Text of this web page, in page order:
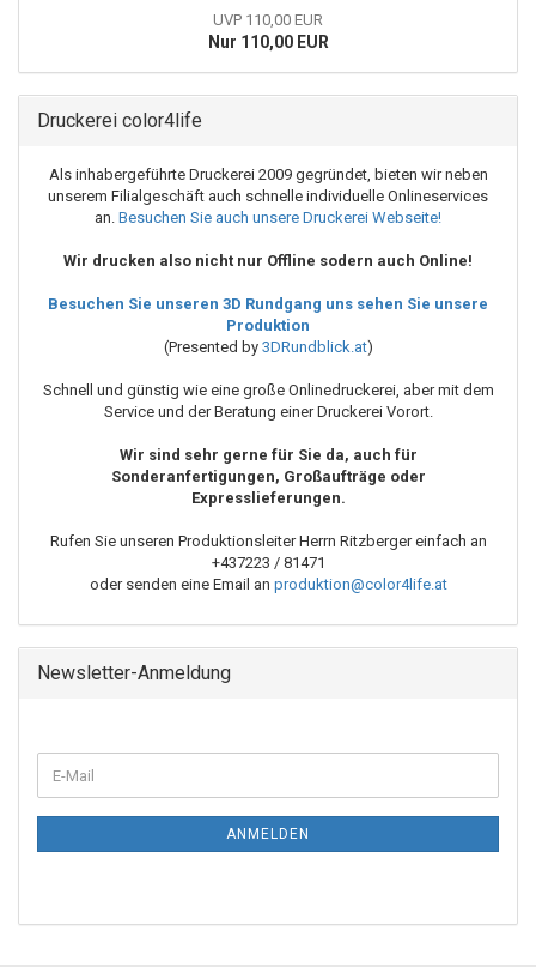
UVP 110,00 EUR
Nur 110,00 EUR
Druckerei color4life
Als inhabergeführte Druckerei 2009 gegründet, bieten wir neben
unserem Filialgeschäft auch schnelle individuelle Onlineservices
an. Besuchen Sie auch unsere Druckerei Webseite!
Wir drucken also nicht nur Offline sodern auch Online!
Besuchen Sie unseren 3D Rundgang uns sehen Sie unsere
Produktion
(Presented by 3DRundblick.at)
Schnell und günstig wie eine große Onlinedruckerei, aber mit dem
Service und der Beratung einer Druckerei Vorort.
Wir sind sehr gerne für Sie da, auch für
Sonderanfertigungen, Großaufträge oder
Expresslieferungen.
Rufen Sie unseren Produktionsleiter Herrn Ritzbergereinfach an
+437223 / 81471
oder senden eine Email an produktion@color4life.at
Newsletter-Anmeldung
ANMELDEN